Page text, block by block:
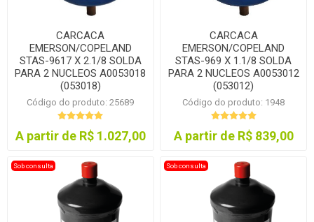
CARCACA
EMERSON/COPELAND
STAS-9617 X 2.1/8 SOLDA
PARA 2 NUCLEOS A0053018
(053018)
Código do produto: 25689
A partir de R$ 1.027,00
CARCACA
EMERSON/COPELAND
STAS-969 X 1.1/8 SOLDA
PARA 2 NUCLEOS A0053012
(053012)
Código do produto: 1948
A partir de R$ 839,00
Sob consulta Sob consulta